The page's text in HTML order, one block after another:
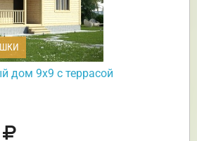
дом 9х9 с террасой